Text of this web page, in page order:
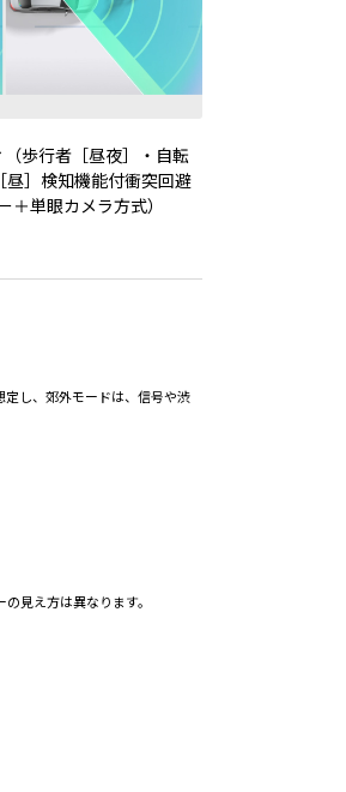
歩行者［昼夜］・自転
］検知機能付衝突回避
単眼カメラ方式）
し、郊外モードは、信号や渋
見え方は異なります。